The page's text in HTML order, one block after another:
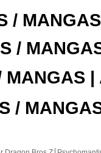
/
/
|
/